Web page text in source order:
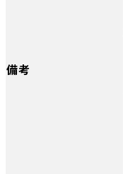
備考